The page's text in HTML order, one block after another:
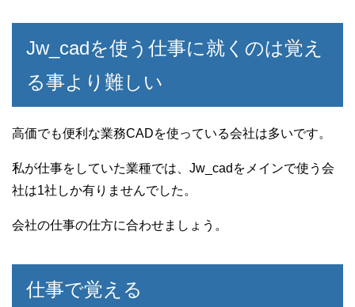
Jw_cadを使う仕事に就くのは覚え
る事より難しい
高価でも便利な業務CADを使っている会社は多いです。
私が仕事をしていた業種では、Jw_cadをメインで使う会
社は1社しか有りませんでした。
会社の仕事の仕方に合わせましょう。
仕事で覚える